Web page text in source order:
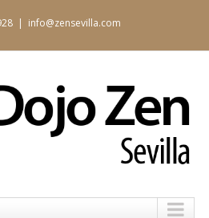
| info@zensevilla.com